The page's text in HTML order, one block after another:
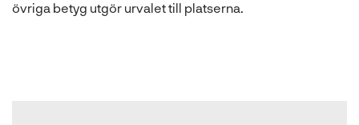
övriga betyg utgör urvalet till platserna.